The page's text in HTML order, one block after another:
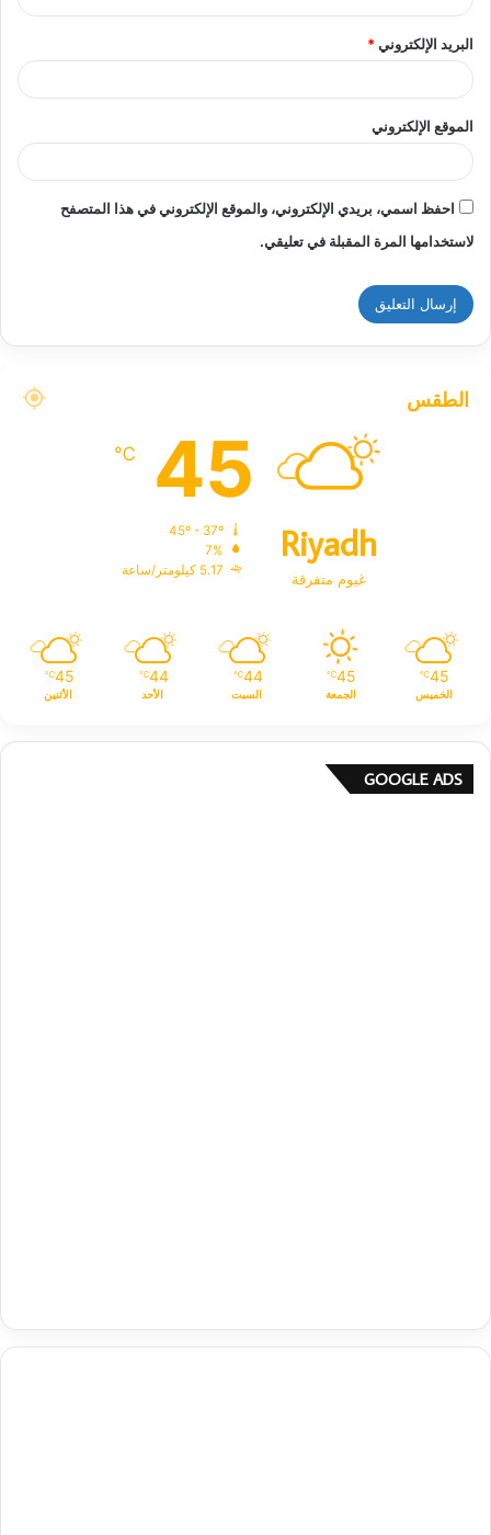
البريد الإلكتروني*
الموقع الإلكتروني
احفظ اسمي، بريدي الإلكتروني، والموقع الإلكتروني في هذا المتصفح
لاستخدامها المرة المقبلة في تعليقي.
الطقس
Riyadh
غيوم متفرقة
45
℃
7%
5.17 كيلومتر/ساعة
45
℃
الخميس
45
℃
الجمعة
44
℃
السبت
44
℃
الأحد
45
℃
الأثنين
GOOGLE ADS